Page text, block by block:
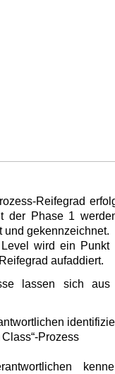
Reifegrad
der Phase 1
und gekennzeichnet.
wird ein
aufaddiert.
lassen sich
Prozess